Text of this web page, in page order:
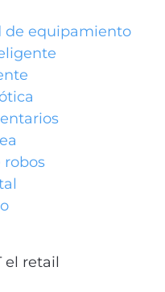
de equipamiento
robos
el retail